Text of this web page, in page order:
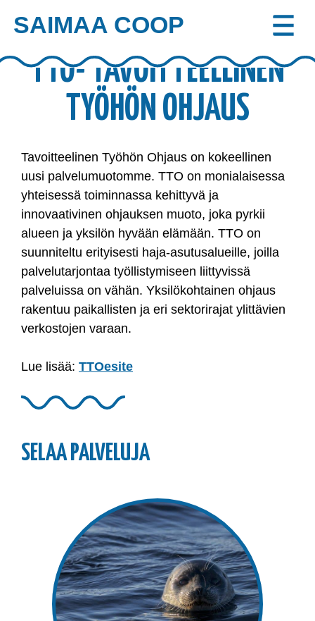
to
content
SAIMAA COOP
TTO- TAVOITTEELLINEN
TYÖHÖN OHJAUS
Tavoitteelinen Työhön Ohjaus on kokeellinen
uusi palvelumuotomme. TTO on monialaisessa
yhteisessä toiminnassa kehittyvä ja
innovaativinen ohjauksen muoto, joka pyrkii
alueen ja yksilön hyvään elämään. TTO on
suunniteltu erityisesti haja-asutusalueille, joilla
palvelutarjontaa työllistymiseen liittyvissä
palveluissa on vähän. Yksilökohtainen ohjaus
rakentuu paikallisten ja eri sektorirajat ylittävien
verkostojen varaan.
Lue lisää: TTOesite
SELAA PALVELUJA